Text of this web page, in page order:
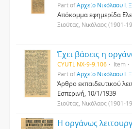
Part ofΑρχείο Νικόλαου Ι.
Απόκομμα εφημερίδα
Ξιούτας, Νικόλαος (1901-
CYUTL NX-9-9.106 Item
Part ofΑρχείο Νικόλαου Ι.
Άρθρο εκπαιδευτικού
Εσπερινή, 10/1/1939
Ξιούτας, Νικόλαος (1901-